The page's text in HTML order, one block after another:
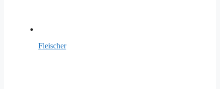
Fleischer